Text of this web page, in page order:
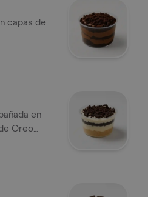
capas de
en
Oreo